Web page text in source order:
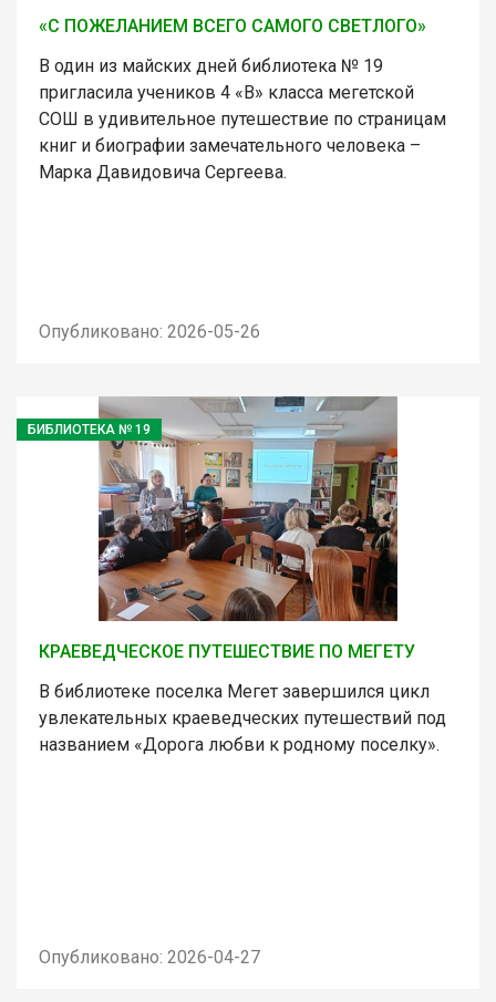
«С ПОЖЕЛАНИЕМ ВСЕГО САМОГО СВЕТЛОГО»
В один из майских дней библиотека № 19
пригласила учеников 4 «В» класса мегетской
СОШ в удивительное путешествие по страницам
книг и биографии замечательного человека –
Марка Давидовича Сергеева.
Опубликовано: 2026-05-26
БИБЛИОТЕКА № 19
КРАЕВЕДЧЕСКОЕ ПУТЕШЕСТВИЕ ПО МЕГЕТУ
В библиотеке поселка Мегет завершился цикл
увлекательных краеведческих путешествий под
названием «Дорога любви к родному поселку».
Опубликовано: 2026-04-27